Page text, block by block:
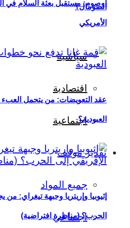
الصومال؟
سياسية
اقتصادية
اجتماعية
تقدير موقف
جميع المواد
اجتماعي
أوصوم: مستقبل بعثة السلام في
الأمريكي
عقد التعويضات: من يتحمل
العبودية؟
إثيوبيا وإريتريا وجبهة تيغراي: من
الحرب؟ (مناظرة افتراضية)